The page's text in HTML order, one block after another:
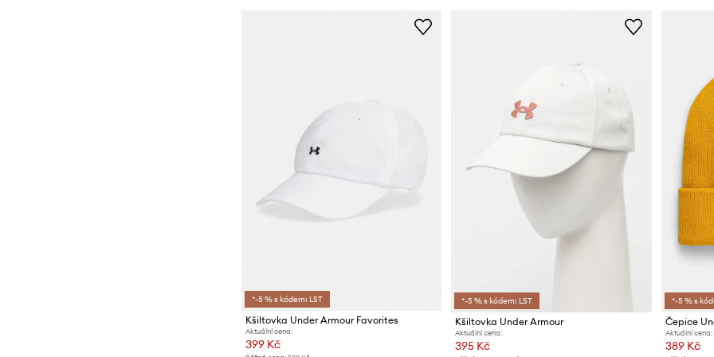
*-5 % s kódem: LST
Kšiltovka Under Armour Favorites
Aktuální cena:
399 Kč
*-5 % s kódem: LST
Kšiltovka Under Armour
Aktuální cena:
395 Kč
*-5 % s
Čepice
Aktuální cena:
389 Kč